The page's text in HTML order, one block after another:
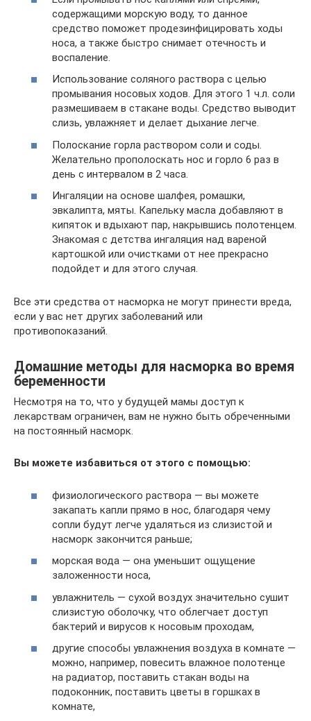
содержащими морскую воду, то данное
средство поможет продезинфицировать ходы
носа, а также быстро снимает отечность и
воспаление.
Использование соляного раствора с целью
промывания носовых ходов. Для этого 1 ч.л. соли
размешиваем в стакане воды. Средство выводит
слизь, увлажняет и делает дыхание легче.
Полоскание горла раствором соли и соды.
Желательно прополоскать нос и горло 6 раз в
день с интервалом в 2 часа.
Ингаляции на основе шалфея, ромашки,
эвкалипта, мяты. Капельку масла добавляют в
кипяток и вдыхают пар, накрывшись полотенцем.
Знакомая с детства ингаляция над вареной
картошкой или очистками от нее прекрасно
подойдет и для этого случая.
Все эти средства от насморка не могут принести вреда,
если у вас нет других заболеваний или
противопоказаний.
Домашние методы для насморка во время
беременности
Несмотря на то, что у будущей мамы доступ к
лекарствам ограничен, вам не нужно быть обреченными
на постоянный насморк.
Вы можете избавиться от этого с помощью:
физиологического раствора — вы можете
закапать капли прямо в нос, благодаря чему
сопли будут легче удаляться из слизистой и
насморк закончится раньше;
морская вода — она уменьшит ощущение
заложенности носа,
увлажнитель — сухой воздух значительно сушит
слизистую оболочку, что облегчает доступ
бактерий и вирусов к носовым проходам,
другие способы увлажнения воздуха в комнате —
можно, например, повесить влажное полотенце
на радиатор, поставить стакан воды на
подоконник, поставить цветы в горшках в
комнате,